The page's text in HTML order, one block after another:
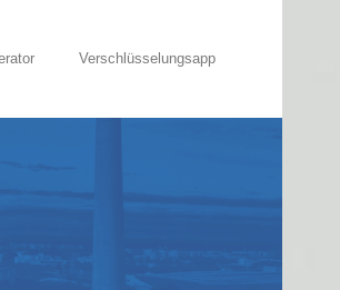
Verschlüsselungsapp